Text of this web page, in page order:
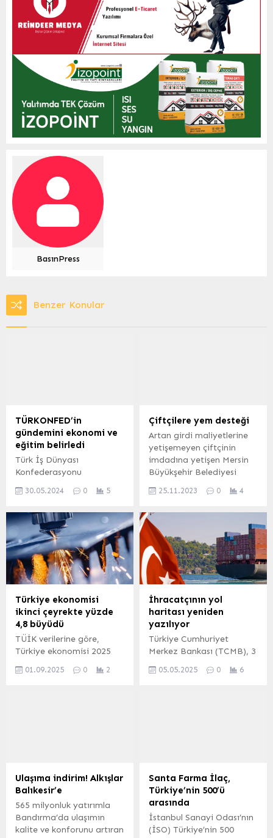
BasınPress
Benzer Konular
TÜRKONFED’in
gündemini ekonomi ve
eğitim belirledi
Türk İş Dünyası
Konfederasyonu
siyasi partiler, bakanlıklar
kapsayan bir dizi ziyaret
gerçekleştirdi.
Görüşmelerde ekonomi,
eğitim başta olmak üzere
ülke gündemindeki
öncelikli konular ile
kentlerin rekabetçiliği,
afetlere hazırlık, iş
dünyasında verimlilik,
dijitalleşme ve yüksek
teknoloji kullanımı
hakkında fikir alışverişinde
bulunuldu. İSTANBUL
30.05.2024 0 5
Çiftçilere yem desteği
Artan girdi maliyetlerine
yetişemeyen çiftçinin
imdadına yetişen Mersin
Büyükşehir Belediyesi
Başkanlığı, çiftçi üretime
desteklerini hız kesmeden
sürdürüyor. Mersin’in 13
ilçesinde küçük üreticiyi
her alanda destekleyen
Büyükşehir, büyükbaş
hayvancılıkla uğraşan
çiftçilere de ‘mısır flake
yem desteği’ne devam
ediyor. MERSİN (İGFA) –
‘Destek Büyükşehir’den
Üretim
Çiftçiden’ sloganıyla
başlatılan...
25.11.2023 0 4
Türkiye ekonomisi
ikinci çeyrekte yüzde
4,8 büyüdü
TÜİK verilerine göre,
Türkiye ekonomisi 2025
yüzde 4,8 büyürken,
İstatistik Kurumu (TÜİK),
2025 yılı ikinci çeyrek
(GSYH) verilerini açıkladı....
01.09.2025 0 2
İhracatçının yol
haritası yeniden
yazılıyor
Türkiye Cumhuriyet
Merkez Bankası (TCMB), 3
finansal istikrarı
hem bankacılık sistemini,
hem de ihracatçıları
yakından ilgilendiriyor.
05.05.2025 0 6
Ulaşıma indirim! Alkışlar
Balıkesir’e
565 milyonluk yatırımla
Bandırma’da ulaşımın
kalite ve konforunu artıran
Santa Farma İlaç,
Türkiye’nin 500’ü
arasında
İstanbul Sanayi Odası’nın
(İSO) Türkiye’nin 500